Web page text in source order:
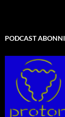
PODCAST